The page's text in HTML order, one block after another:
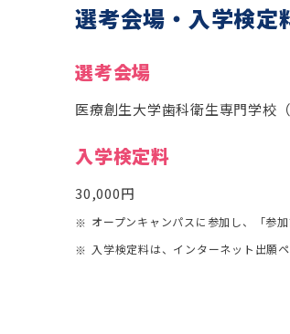
選考会場・入学検定
選考会場
医療創生大学歯科衛生専門学校
入学検定料
30,000円
オープンキャンパスに参加し、「参
入学検定料は、インターネット出願